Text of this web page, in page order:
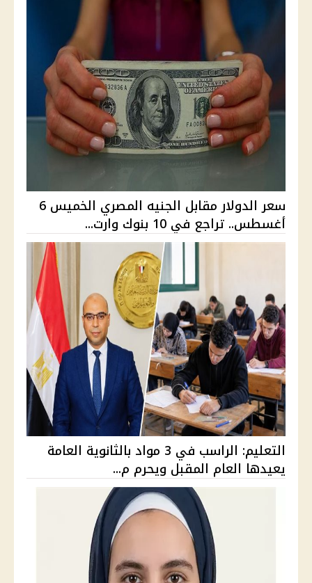
سعر الدولار مقابل الجنيه المصري الخميس 6
أغسطس.. تراجع في 10 بنوك وارت...
التعليم: الراسب في 3 مواد بالثانوية العامة
يعيدها العام المقبل ويحرم م...